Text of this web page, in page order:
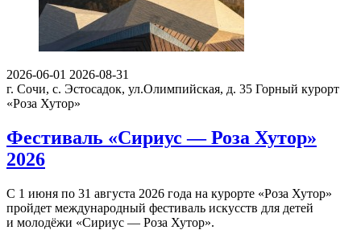
2026-06-01 2026-08-31
г. Сочи, с. Эстосадок, ул.Олимпийская, д. 35 Горный курорт
«Роза Хутор»
Фестиваль «Сириус — Роза Хутор»
2026
С 1 июня по 31 августа 2026 года на курорте «Роза Хутор»
пройдет международный фестиваль искусств для детей
и молодёжи «Сириус — Роза Хутор».